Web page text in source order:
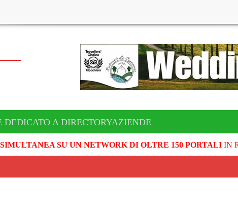
A DIRECTORYAZIENDE
SIMULTANEA SU UN NETWORK DI OLTRE 150 PORTALIIN